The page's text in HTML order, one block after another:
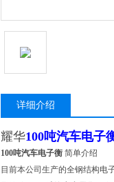
详细介绍
耀华100吨汽车电子
100吨汽车电子衡 简单介绍
目前本公司生产的全钢结构电